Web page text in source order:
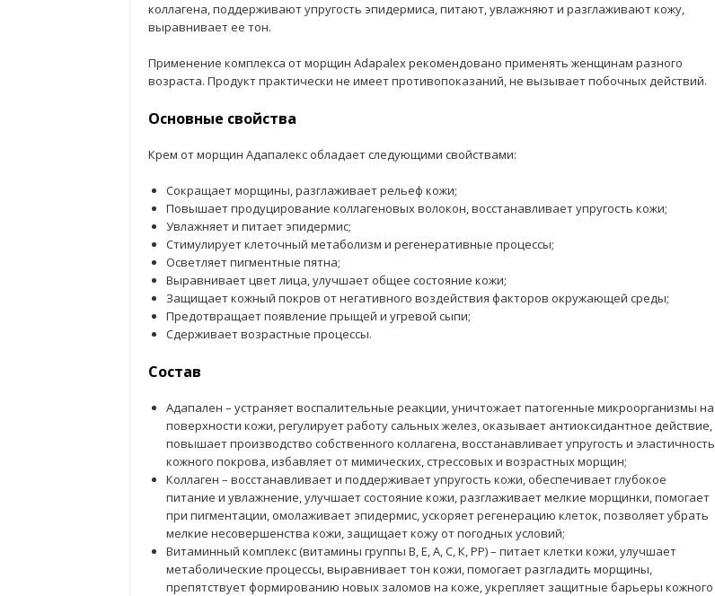
коллагена, поддерживают упругость эпидермиса, питают, увлажняют и разглаживают кожу,
выравнивает ее тон.
Применение комплекса от морщин Adapalex рекомендовано применять женщинам разного
возраста. Продукт практически не имеет противопоказаний, не вызывает побочных действий.
Основные свойства
Крем от морщин Адапалекс обладает следующими свойствами:
Сокращает морщины, разглаживает рельеф кожи;
Повышает продуцирование коллагеновых волокон, восстанавливает упругость кожи;
Увлажняет и питает эпидермис;
Стимулирует клеточный метаболизм и регенеративные процессы;
Осветляет пигментные пятна;
Выравнивает цвет лица, улучшает общее состояние кожи;
Защищает кожный покров от негативного воздействия факторов окружающей среды;
Предотвращает появление прыщей и угревой сыпи;
Сдерживает возрастные процессы.
Состав
Адапален – устраняет воспалительные реакции, уничтожает патогенные микроорганизмы на
поверхности кожи, регулирует работу сальных желез, оказывает антиоксидантное действие,
повышает производство собственного коллагена, восстанавливает упругость и эластичность
кожного покрова, избавляет от мимических, стрессовых и возрастных морщин;
Коллаген – восстанавливает и поддерживает упругость кожи, обеспечивает глубокое
питание и увлажнение, улучшает состояние кожи, разглаживает мелкие морщинки, помогает
при пигментации, омолаживает эпидермис, ускоряет регенерацию клеток, позволяет убрать
мелкие несовершенства кожи, защищает кожу от погодных условий;
Витаминный комплекс (витамины группы В, Е, А, С, К, РР) – питает клетки кожи, улучшает
метаболические процессы, выравнивает тон кожи, помогает разгладить морщины,
препятствует формированию новых заломов на коже, укрепляет защитные барьеры кожного